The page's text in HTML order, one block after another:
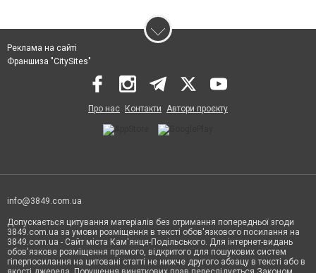
Реклама на сайті
Франшиза "CitySites"
Про нас Контакти Автори проєкту
info@3849.com.ua
Допускається цитування матеріалів без отримання попередньої згоди
3849.com.ua за умови розміщення в тексті обов'язкового посилання на
3849.com.ua - Сайт міста Кам'янця-Подільського. Для інтернет-видань
обов'язкове розміщення прямого, відкритого для пошукових систем
гіперпосилання на цитовані статті не нижче другого абзацу в тексті або в